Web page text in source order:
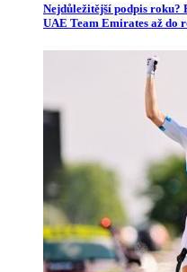
Nejdůležitější podpis roku?
UAE Team Emirates až do